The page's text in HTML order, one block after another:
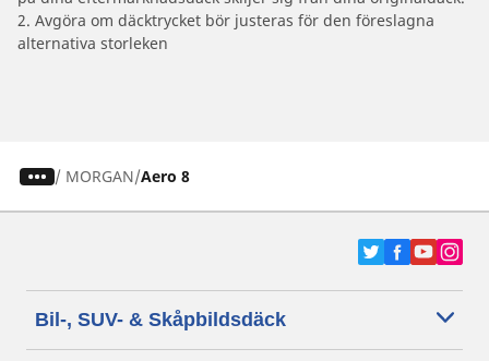
2. Avgöra om däcktrycket bör justeras för den föreslagna
alternativa storleken
/ MORGAN Aero 8
Bil-, SUV- & Skåpbildsdäck